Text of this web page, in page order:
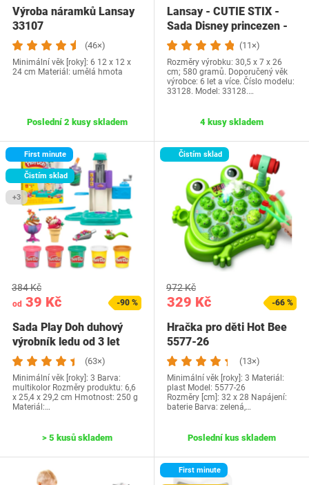
Výroba náramků Lansay
33107
(46×)
Minimální věk [roky]: 6 12 x 12 x
24 cm Materiál: umělá hmota
Poslední 2 kusy skladem
Lansay - CUTIE STIX -
Sada Disney princezen -
Sada na…
(11×)
Rozměry výrobku: 30,5 x 7 x 26
cm; 580 gramů. Doporučený věk
výrobce: 6 let a více. Číslo modelu:
33128. Model: 33128.…
4 kusy skladem
First minute
Čistím sklad
+3
od 39 Kč
384 Kč
-90 %
Sada Play Doh duhový
výrobník ledu od 3 let
(63×)
Minimální věk [roky]: 3 Barva:
multikolor Rozměry produktu: 6,6
x 25,4 x 29,2 cm Hmotnost: 250 g
Materiál:…
> 5 kusů skladem
Čistím sklad
329 Kč
972 Kč
-66 %
Hračka pro děti Hot Bee
5577-26
(13×)
Minimální věk [roky]: 3 Materiál:
plast Model: 5577-26
Rozměry [cm]: 32 x 28 Napájení:
baterie Barva: zelená,…
Poslední kus skladem
First minute